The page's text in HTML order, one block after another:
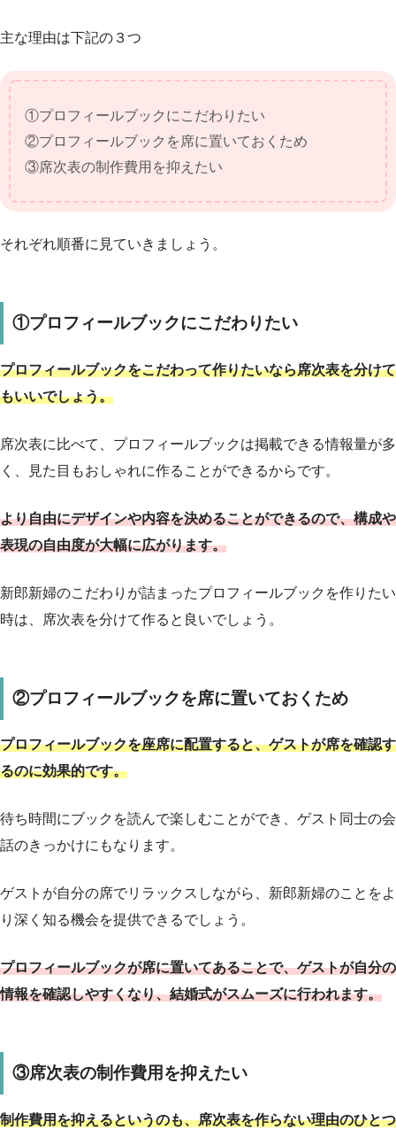
主な理由は下記の３つ
①プロフィールブックにこだわりたい
②プロフィールブックを席に置いておくため
③席次表の制作費用を抑えたい
それぞれ順番に見ていきましょう。
①プロフィールブックにこだわりたい
プロフィールブックをこだわって作りたいなら席次表を分けて
もいいでしょう。
席次表に比べて、プロフィールブックは掲載できる情報量が多
く、見た目もおしゃれに作ることができるからです。
より自由にデザインや内容を決めることができるので、構成や
表現の自由度が大幅に広がります。
新郎新婦のこだわりが詰まったプロフィールブックを作りたい
時は、席次表を分けて作ると良いでしょう。
②プロフィールブックを席に置いておくため
プロフィールブックを座席に配置すると、ゲストが席を確認す
るのに効果的です。
待ち時間にブックを読んで楽しむことができ、ゲスト同士の会
話のきっかけにもなります。
ゲストが自分の席でリラックスしながら、新郎新婦のことをよ
り深く知る機会を提供できるでしょう。
プロフィールブックが席に置いてあることで、ゲストが自分の
情報を確認しやすくなり、結婚式がスムーズに行われます。
③席次表の制作費用を抑えたい
制作費用を抑えるというのも、席次表を作らない理由のひとつ